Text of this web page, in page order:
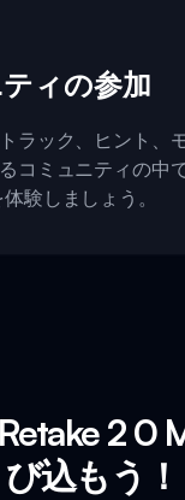
ィの参加
ラック、ヒント、
コミュニティの中
験しましょう。
2 0
び込もう！